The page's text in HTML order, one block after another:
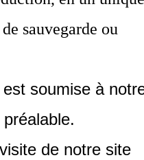
sauvegarde ou
soumise à
de notre site